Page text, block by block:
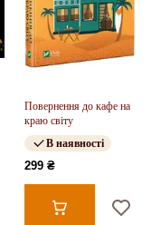
Повернення до кафе на
краю світу
В наявності
299 ₴